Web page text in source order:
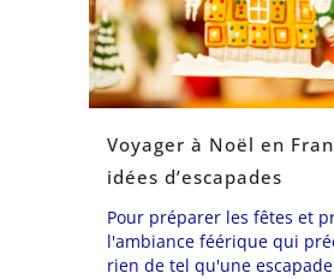
Voyager à Noël en
idées d’escapades
Pour préparer les fêtes et
l'ambiance féérique qui
rien de tel qu'une